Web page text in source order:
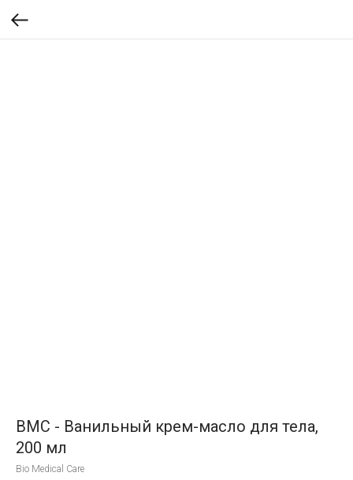
BMC - Ванильный крем-масло для тела,
200 мл
Bio Medical Care